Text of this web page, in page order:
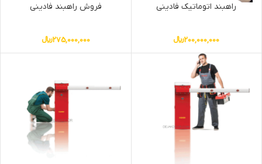
راهبند اتوماتیک فادینی
200,000,000﷼
فروش راهبند فادینی
275,000,000﷼